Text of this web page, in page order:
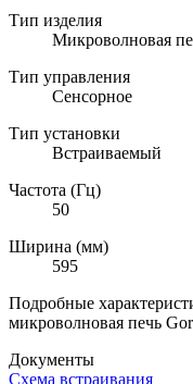
Тип изделия
Микроволновая
Тип управления
Сенсорное
Тип установки
Встраиваемый
Частота (Гц)
50
Ширина (мм)
595
Подробные
микроволновая печь
Документы
Схема встраивания